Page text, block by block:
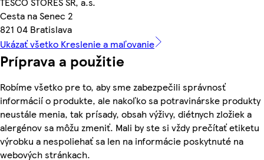
Cesta na Senec 2
821 04 Bratislava
Ukázať všetko Kreslenie a maľovanie
Príprava a použitie
Robíme všetko pre to, aby sme zabezpečili správnosť
informácií o produkte, ale nakoľko sa potravinárske produkty
neustále menia, tak prísady, obsah výživy, diétnych zložiek a
alergénov sa môžu zmeniť. Mali by ste si vždy prečítať etiketu
výrobku a nespoliehať sa len na informácie poskytnuté na
webových stránkach.